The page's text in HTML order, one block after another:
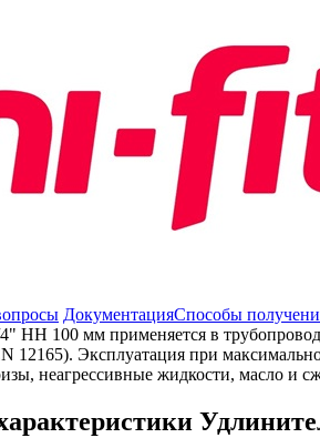
ДокументацияСпособы
НН 100 мм применяется в
12165). Эксплуатация при
неагрессивные жидкости, масло и